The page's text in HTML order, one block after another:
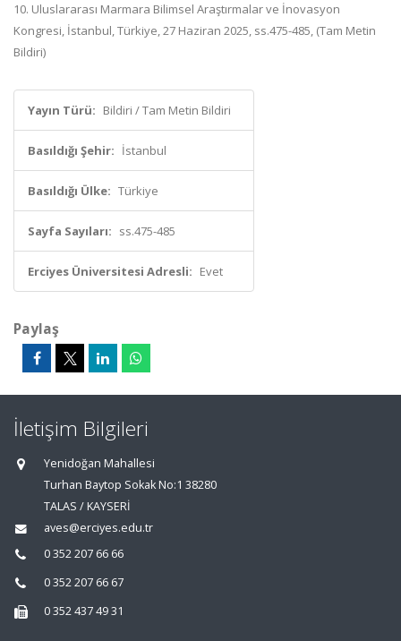
10. Uluslararası Marmara Bilimsel Araştırmalar ve İnovasyon
Kongresi, İstanbul, Türkiye, 27 Haziran 2025, ss.475-485, (Tam Metin
Bildiri)
Yayın Türü: Bildiri / Tam Metin Bildiri
Basıldığı Şehir: İstanbul
Basıldığı Ülke: Türkiye
Sayfa Sayıları: ss.475-485
Erciyes Üniversitesi Adresli: Evet
Paylaş
İletişim Bilgileri
Yenidoğan Mahallesi
Turhan Baytop Sokak No:1 38280
TALAS / KAYSERİ
aves@erciyes.edu.tr
0 352 207 66 66
0 352 207 66 67
0 352 437 49 31